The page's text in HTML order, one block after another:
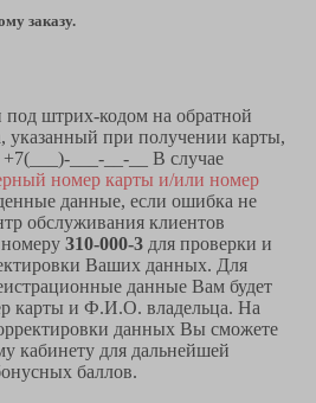
заказу.
штрих-кодом на обратной
указанный при получении карты,
___-__-__ В случае
номер карты и/или номер
данные, если ошибка не
обслуживания клиентов
310-000-3 для проверки и
Ваших данных. Для
данные Вам будет
карты и Ф.И.О. владельца. На
данных Вы сможете
кабинету для дальнейшей
баллов.